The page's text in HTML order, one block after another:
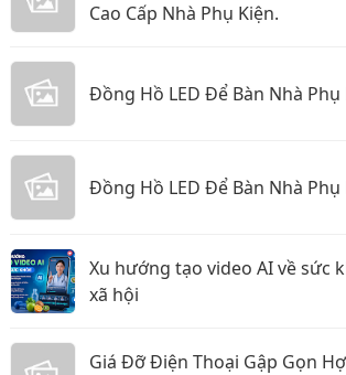
Cao Cấp Nhà Phụ Kiện.
Đồng Hồ LED Để Bàn Nhà Phụ
Đồng Hồ LED Để Bàn Nhà Phụ
Xu hướng tạo video AI về sức
xã hội
Giá Đỡ Điện Thoại Gập Gọn